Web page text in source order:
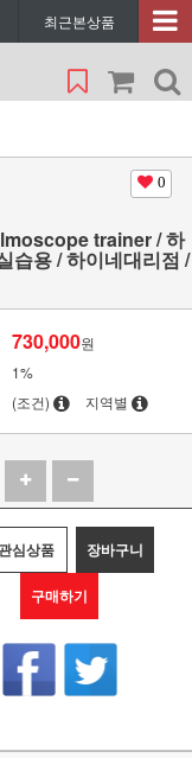
최근본상품
0
trainer / 하
습용 / 하이네대리점 /
730,000원
1%
(조건) 지역별
심상품 장바구니
구매하기